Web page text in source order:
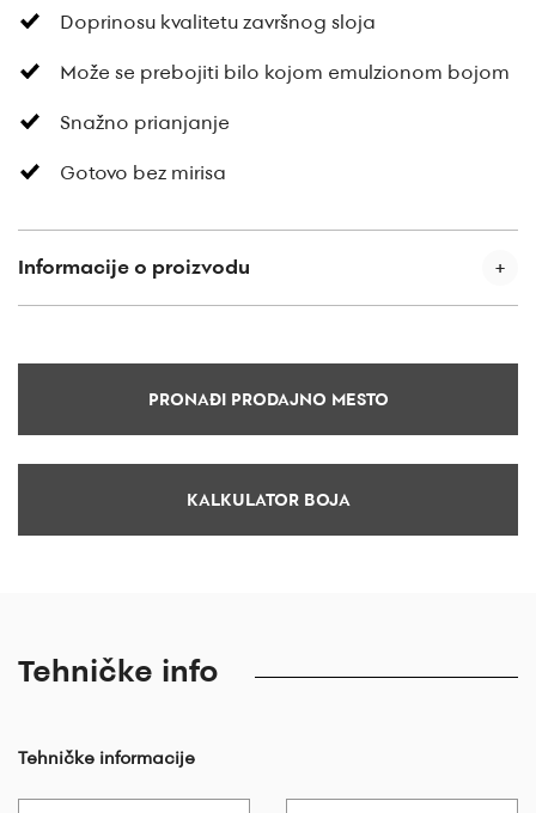
Doprinosu kvalitetu završnog sloja
Može se prebojiti bilo kojom emulzionom bojom
Snažno prianjanje
Gotovo bez mirisa
Informacije o proizvodu
PRONAĐI PRODAJNO MESTO
KALKULATOR BOJA
Tehničke info
Tehničke informacije